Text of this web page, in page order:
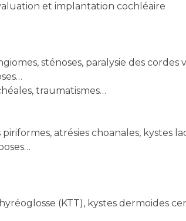
et implantation cochléaire
sténoses, paralysie des cordes
traumatismes…
atrésies choanales, kystes
(KTT), kystes dermoides